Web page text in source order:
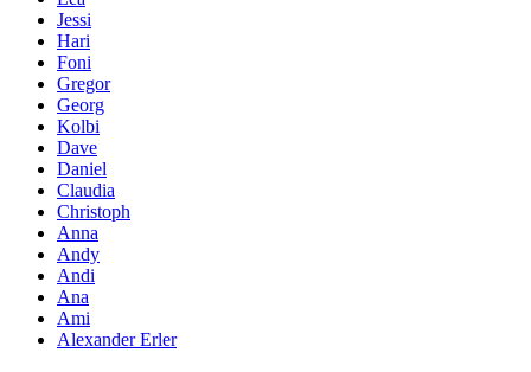
Jessi
Hari
Foni
Gregor
Georg
Kolbi
Dave
Daniel
Claudia
Christoph
Anna
Andy
Andi
Ana
Ami
Alexander Erler